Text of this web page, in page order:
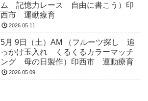
ム 記憶力レース 自由に書こう）印
西市 運動療育
2026.05.11
5月 9日（土）AM （フルーツ探し 追
っかけ玉入れ くるくるカラーマッチ
ング 母の日製作）印西市 運動療育
2026.05.09